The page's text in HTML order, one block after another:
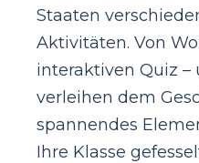
Staaten
Aktivitäten. Von
interaktiven Quiz –
verleihen dem
spannendes
Ihre Klasse